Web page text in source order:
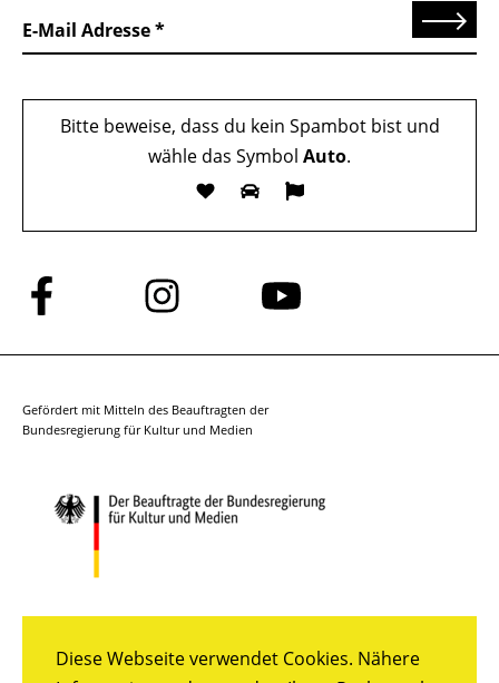
Diese Webseite verwendet Cookies. Nähere
E-Mail Adresse Senden
Bitte beweise, dass du kein Spambot bist und
wähle das Symbol Auto.
Folge
uns
auf
Folge
uns
auf
Folge
auf
Gefördert mit Mitteln des Beauftragten der
Bundesregierung für Kultur und Medien